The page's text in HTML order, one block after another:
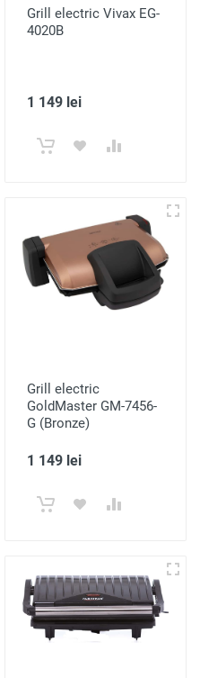
Grill electric Vivax EG-
4020B
1 149 lei
Grill electric
GoldMaster GM-7456-
G (Bronze)
1 149 lei